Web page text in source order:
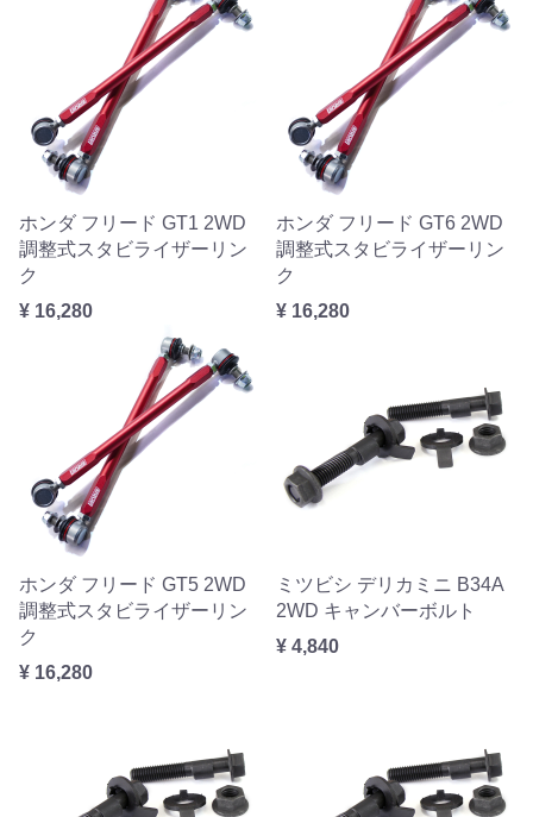
ホンダ フリード GT1 2WD
調整式スタビライザーリン
ク
¥ 16,280
ホンダ フリード GT6 2WD
調整式スタビライザーリン
ク
¥ 16,280
ホンダ フリード GT5 2WD
調整式スタビライザーリン
ク
¥ 16,280
ミツビシ デリカミニ B34A
2WD キャンバーボルト
¥ 4,840